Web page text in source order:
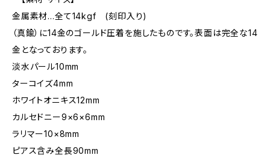
金属素材…全て14kgf (刻印入り)
（真鍮）に14金のゴールド圧着を施したものです。表面は完全な14
金となっております。
淡水パール10mm
ターコイズ4mm
ホワイトオニキス12mm
カルセドニー9×6×6mm
ラリマー10×8mm
ピアス含み全長90mm